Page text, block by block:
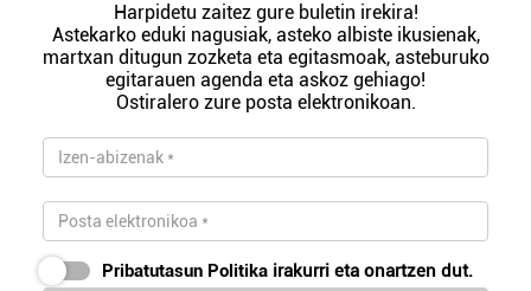
Harpidetu zaitez gure buletin irekira!
Astekarko eduki nagusiak, asteko albiste ikusienak,
martxan ditugun zozketa eta egitasmoak, asteburuko
egitarauen agenda eta askoz gehiago!
Ostiralero zure posta elektronikoan.
Pribatutasun Politika irakurri eta onartzen dut.